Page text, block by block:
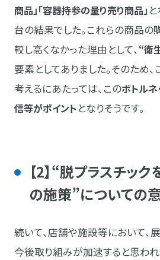
商品」「容器持参の量り売り商品」
台の結果でした。これらの商品
較し高くなかった理由として、 “衛
要素としてありました。そのため
考えるにあたっては、このボトル
信等がポイントとなりそうです。
【2】“脱プラスチッ
の施策”についての
続いて、店舗や施設等において、
今後取り組みが加速すると思われ